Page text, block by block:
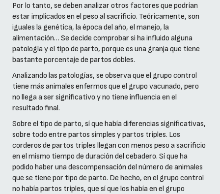
Por lo tanto, se deben analizar otros factores que podrían
estar implicados en el peso al sacrificio. Teóricamente, son
iguales la genética, la época del año, el manejo, la
alimentación… Se decide comprobar si ha influido alguna
patología y el tipo de parto, porque es una granja que tiene
bastante porcentaje de partos dobles.
Analizando las patologías, se observa que el grupo control
tiene más animales enfermos que el grupo vacunado, pero
no llega a ser significativo y no tiene influencia en el
resultado final.
Sobre el tipo de parto, sí que había diferencias significativas,
sobre todo entre partos simples y partos triples. Los
corderos de partos triples llegan con menos peso a sacrificio
en el mismo tiempo de duración del cebadero. Sí que ha
podido haber una descompensación del número de animales
que se tiene por tipo de parto. De hecho, en el grupo control
no había partos triples, que sí que los había en el grupo